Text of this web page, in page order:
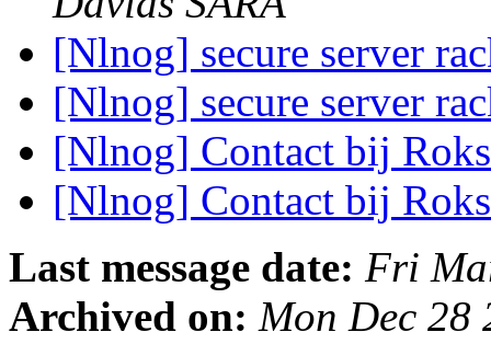
[Nlnog] secure server
[Nlnog] secure server
[Nlnog] Contact bij
[Nlnog] Contact bij
Last message date: Fri
Archived on: Mon Dec 28